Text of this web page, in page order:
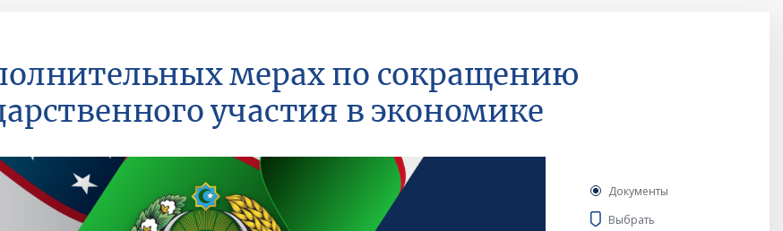
мерах по сокращению
участия в экономике
Документы
Выбрать